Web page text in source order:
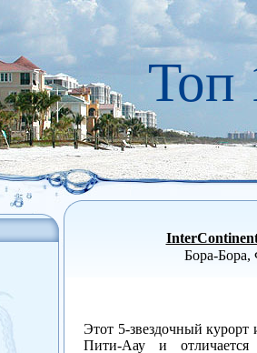
Топ
Бора-Бора,
Этот 5-звездочный
Пити-Аау и